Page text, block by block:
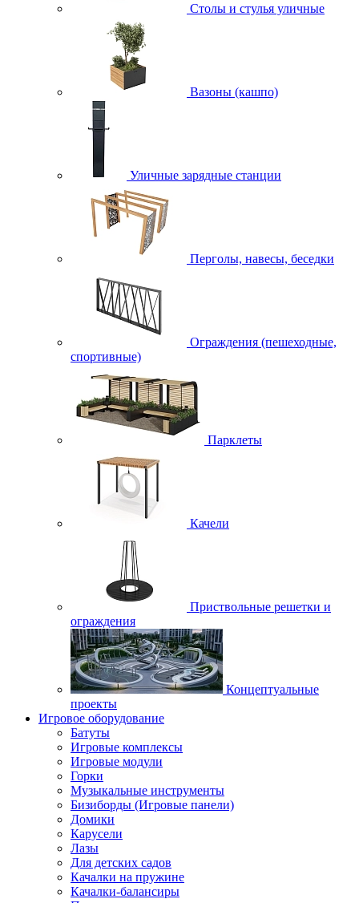
Столы и стулья уличные
Вазоны (кашпо)
Уличные зарядные станции
Перголы, навесы, беседки
Ограждения (пешеходные,
спортивные)
Парклеты
Качели
Приствольные решетки и
ограждения
Концептуальные
проекты
Игровое оборудование
Батуты
Игровые комплексы
Игровые модули
Горки
Музыкальные инструменты
Бизиборды (Игровые панели)
Домики
Карусели
Лазы
Для детских садов
Качалки на пружине
Качалки-балансиры